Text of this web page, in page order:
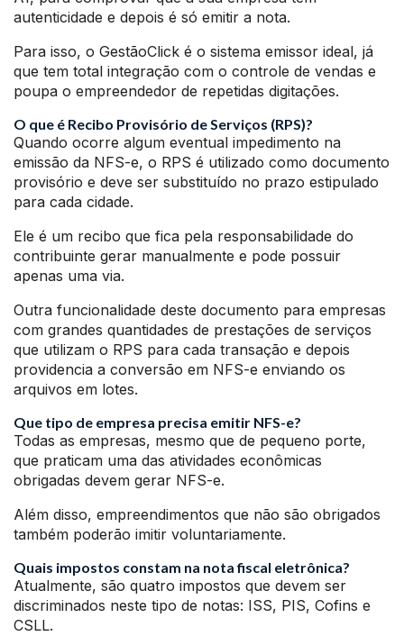
autenticidade e depois é só emitir a nota.
Para isso, o GestãoClick é o sistema emissor ideal, já
que tem total integração com o controle de vendas e
poupa o empreendedor de repetidas digitações.
O que é Recibo Provisório de Serviços (RPS)?
Quando ocorre algum eventual impedimento na
emissão da NFS-e, o RPS é utilizado como documento
provisório e deve ser substituído no prazo estipulado
para cada cidade.
Ele é um recibo que fica pela responsabilidade do
contribuinte gerar manualmente e pode possuir
apenas uma via.
Outra funcionalidade deste documento para empresas
com grandes quantidades de prestações de serviços
que utilizam o RPS para cada transação e depois
providencia a conversão em NFS-e enviando os
arquivos em lotes.
Que tipo de empresa precisa emitir NFS-e?
Todas as empresas, mesmo que de pequeno porte,
que praticam uma das atividades econômicas
obrigadas devem gerar NFS-e.
Além disso, empreendimentos que não são obrigados
também poderão imitir voluntariamente.
Quais impostos constam na nota fiscal eletrônica?
Atualmente, são quatro impostos que devem ser
discriminados neste tipo de notas: ISS, PIS, Cofins e
CSLL.